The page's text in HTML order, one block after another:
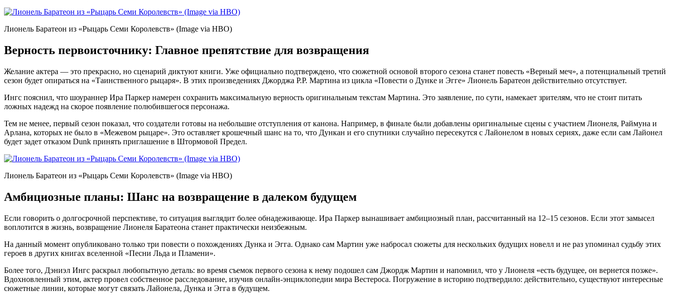
Лионель Баратеон из «Рыцарь Семи Королевств» (Image via HBO)
Верность первоисточнику: Главное препятствие для возвращения
Желание актера — это прекрасно, но сценарий диктуют книги. Уже официально подтверждено, что сюжетной основой второго сезона станет повесть «Верный меч», а потенциальный третий
сезон будет опираться на «Таинственного рыцаря». В этих произведениях Джорджа Р.Р. Мартина из цикла «Повести о Дунке и Эгге» Лионель Баратеон действительно отсутствует.
Ингс пояснил, что шоураннер Ира Паркер намерен сохранить максимальную верность оригинальным текстам Мартина. Это заявление, по сути, намекает зрителям, что не стоит питать
ложных надежд на скорое появление полюбившегося персонажа.
Тем не менее, первый сезон показал, что создатели готовы на небольшие отступления от канона. Например, в финале были добавлены оригинальные сцены с участием Лионеля, Раймуна и
Арлана, которых не было в «Межевом рыцаре». Это оставляет крошечный шанс на то, что Дункан и его спутники случайно пересекутся с Лайонелом в новых сериях, даже если сам Лайонел
будет задет отказом Dunk принять приглашение в Штормовой Предел.
Лионель Баратеон из «Рыцарь Семи Королевств» (Image via HBO)
Амбициозные планы: Шанс на возвращение в далеком будущем
Если говорить о долгосрочной перспективе, то ситуация выглядит более обнадеживающе. Ира Паркер вынашивает амбициозный план, рассчитанный на 12–15 сезонов. Если этот замысел
воплотится в жизнь, возвращение Лионеля Баратеона станет практически неизбежным.
На данный момент опубликовано только три повести о похождениях Дунка и Эгга. Однако сам Мартин уже набросал сюжеты для нескольких будущих новелл и не раз упоминал судьбу этих
героев в других книгах вселенной «Песни Льда и Пламени».
Более того, Дэниэл Ингс раскрыл любопытную деталь: во время съемок первого сезона к нему подошел сам Джордж Мартин и напомнил, что у Лионеля «есть будущее, он вернется позже».
Вдохновленный этим, актер провел собственное расследование, изучив онлайн-энциклопедии мира Вестероса. Погружение в историю подтвердило: действительно, существуют интересные
сюжетные линии, которые могут связать Лайонела, Дунка и Эгга в будущем.